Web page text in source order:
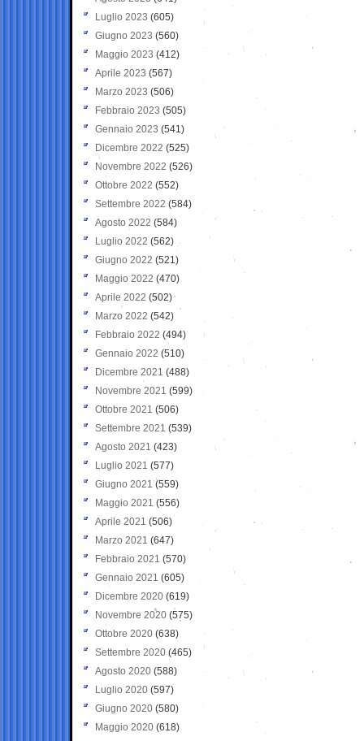
Luglio 2023 (605)
Giugno 2023 (560)
Maggio 2023 (412)
Aprile 2023 (567)
Marzo 2023 (506)
Febbraio 2023 (505)
Gennaio 2023 (541)
Dicembre 2022 (525)
Novembre 2022 (526)
Ottobre 2022 (552)
Settembre 2022 (584)
Agosto 2022 (584)
Luglio 2022 (562)
Giugno 2022 (521)
Maggio 2022 (470)
Aprile 2022 (502)
Marzo 2022 (542)
Febbraio 2022 (494)
Gennaio 2022 (510)
Dicembre 2021 (488)
Novembre 2021 (599)
Ottobre 2021 (506)
Settembre 2021 (539)
Agosto 2021 (423)
Luglio 2021 (577)
Giugno 2021(559)
Maggio 2021 (556)
Aprile 2021 (506)
Marzo 2021 (647)
Febbraio 2021 (570)
Gennaio 2021 (605)
Dicembre 2020 (619)
Novembre 2020 (575)
Ottobre 2020 (638)
Settembre 2020(465)
Agosto 2020 (588)
Luglio 2020 (597)
Giugno 2020 (580)
Maggio 2020 (618)